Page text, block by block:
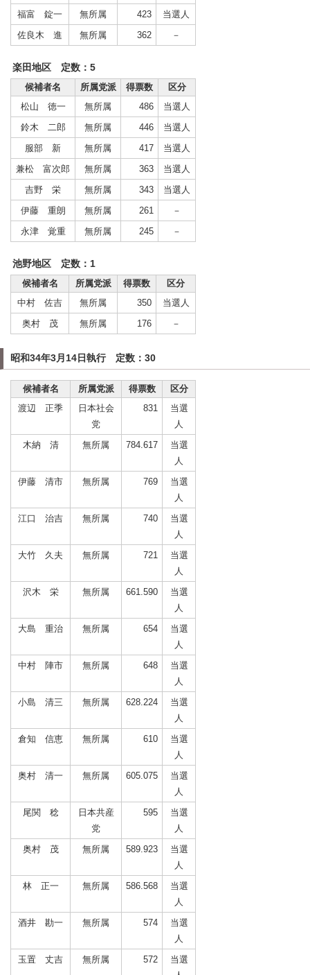
福富 錠一
無所属 423
当選人
佐良木 進
無所属 362 －
楽田地区 定数：5
候補者名
所属党派 得票数
区分
松山 徳一
無所属 486
当選人
鈴木 二郎
無所属 446
当選人
服部 新
無所属 417
当選人
兼松 富次郎
無所属 363
当選人
吉野 栄
無所属 343
当選人
伊藤 重朗
無所属 261
－
永津 覚重
無所属 245 －
池野地区 定数：1
候補者名
所属党派 得票数
区分
中村 佐吉
無所属 350
当選人
奥村 茂
無所属 176 －
昭和34年3月14日執行 定数：30
候補者名 所属党派 得票数
区分
渡辺 正季
日本社会
党
831
当選
人
木納 清
無所属 784.617
当選
人
伊藤 清市
無所属 769
当選
人
江口 治吉
無所属 740
当選
人
大竹 久夫
無所属 721
当選
人
沢木 栄
無所属 661.590
当選
人
大島 重治
無所属 654
当選
人
中村 陣市
無所属 648
当選
人
小島 清三
無所属 628.224
当選
人
倉知 信恵
無所属 610
当選
人
奥村 清一
無所属 605.075
当選
人
尾関 稔
日本共産
党
595
当選
人
奥村 茂
無所属 589.923
当選
人
林 正一
無所属 586.568
当選
人
酒井 勘一
無所属 574
当選
人
玉置 丈吉
無所属 572
当選